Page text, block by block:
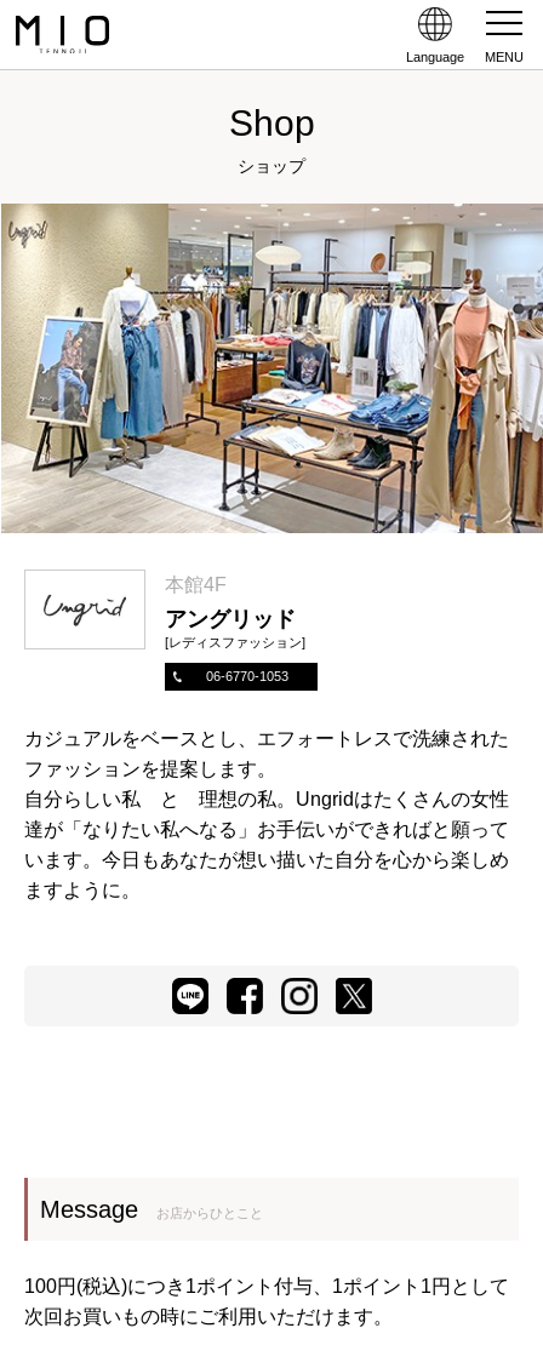
Language MENU
Shop
ショップ
本館4F
アングリッド
[レディスファッション]
06-6770-1053
カジュアルをベースとし、エフォートレスで洗練された
ファッションを提案します。
自分らしい私 と 理想の私。Ungridはたくさんの女性
達が「なりたい私へなる」お手伝いができればと願って
います。今日もあなたが想い描いた自分を心から楽しめ
ますように。
Message お店からひとこと
100円(税込)につき1ポイント付与、1ポイント1円として
次回お買いもの時にご利用いただけます。